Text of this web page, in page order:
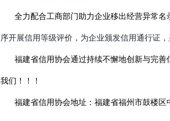
全力配合工商部门助力企业移出经营异常
序开展信用等级评价，为企业颁发信用通行证
福建省信用协会通过持续不懈地创新与完
我们！！！
福建省信用协会地址：福建省福州市鼓楼区